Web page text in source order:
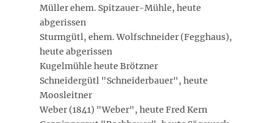
Müller ehem. Spitzauer-Mühle, heute
abgerissen
Sturmgütl, ehem. Wolfschneider (Fegghaus),
heute abgerissen
Kugelmühle heute Brötzner
Schneidergütl "Schneiderbauer", heute
Moosleitner
Weber (1841) "Weber", heute Fred Kern